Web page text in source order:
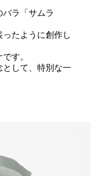
ラ「サムラ
たように創作し
す。
として、特別な一